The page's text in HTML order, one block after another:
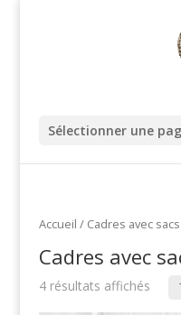
Sélectionner une
Accueil / Cadres avec
Cadres avec
4 résultats affichés